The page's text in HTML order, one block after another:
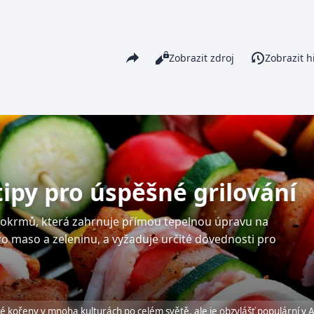
Share this pageZobrazení
Číst
Zobrazit zdroj Zobrazit
pro úspěšné grilování
která zahrnuje přímou tepelnou úpravu na
maso a zeleninu, a vyžaduje určité dovednosti pro
kořeny v mnoha kulturách po celém světě, ale je obzvlášť populární v